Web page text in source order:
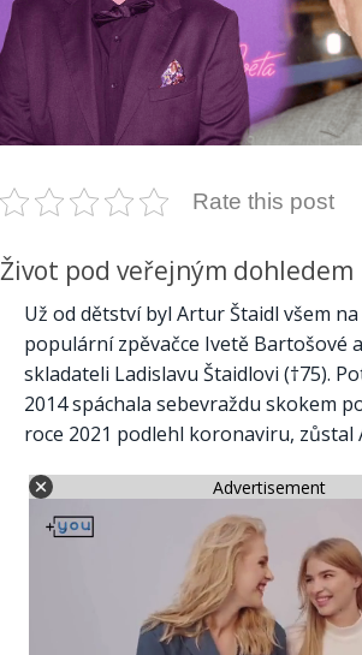
Rate this post
Život pod veřejným dohledem
Už od dětství byl Artur Štaidl všem
populární zpěvačce Ivetě Bartošové
skladateli Ladislavu Štaidlovi (†75).
2014 spáchala sebevraždu skokem
roce 2021 podlehl koronaviru, zůstal
Advertisement